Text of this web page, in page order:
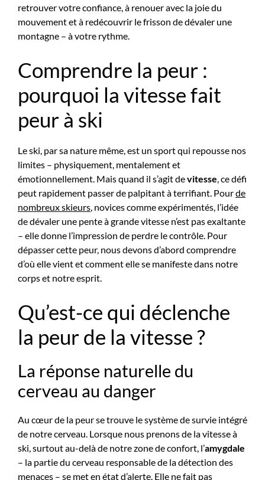
retrouver votre confiance, à renouer avec la joie du
mouvement et à redécouvrir le frisson de dévaler une
montagne – à votre rythme.
Comprendre la peur :
pourquoi la vitesse fait
peur à ski
Le ski, par sa nature même, est un sport qui repousse nos
limites – physiquement, mentalement et
émotionnellement. Mais quand il s’agit devitesse, ce défi
peut rapidement passer de palpitant à terrifiant. Pourde
nombreux skieurs, novices comme expérimentés, l’idée
de dévaler une pente à grande vitesse n’est pas exaltante
– elle donne l’impression de perdre le contrôle. Pour
dépasser cette peur, nous devons d’abord comprendre
d’où elle vient et comment elle se manifeste dans notre
corps et notre esprit.
Qu’est-ce qui déclenche
la peur de la vitesse ?
La réponse naturelle du
cerveau au danger
Au cœur de la peur se trouve le système de survie intégré
de notre cerveau. Lorsque nous prenons de la vitesse à
ski, surtout au-delà de notre zone de confort, l’amygdale
– la partie du cerveau responsable de la détection des
menaces – se met en état d’alerte. Elle ne fait pas